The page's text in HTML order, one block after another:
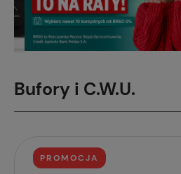
Bufory i C.W.U.
PROMOCJA